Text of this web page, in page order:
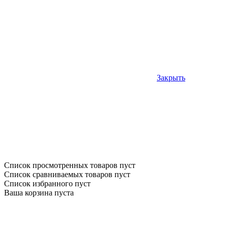
Закрыть
Список просмотренных товаров пуст
Список сравниваемых товаров пуст
Список избранного пуст
Ваша корзина пуста